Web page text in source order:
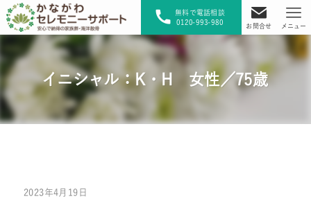
無料で電話相談
0120-993-980
お問合せ メニュー
イニシャル：K・H 女性／75歳
2023年4月19日